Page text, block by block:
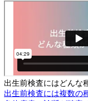
出生前検査にはどんな
出生前検査には複数の